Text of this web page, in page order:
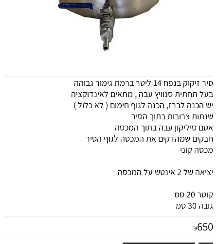
סיר זיקוק בנפח 14 ליטר ברמת גימור גבוהה
בעל תחתית סנוויץ עבה , מתאים לאינדוקציה
יש הכנה לברז, הכנה לגוף חימום ( לא כלול )
שנתות צרובות בתוך הסיר
אטם סיליקון עבה בתוך המכסה
חבקים שמהדקים את המכסה לגוף הסיר
מכסה קוני
יציאה של 2 אינטש על המכסה
קוטר 20 סמ
גובה 30 סמ
₪650